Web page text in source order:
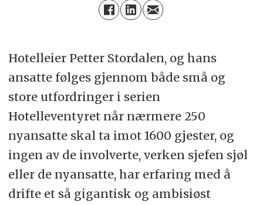
Hotelleier Petter Stordalen, og hans
ansatte følges gjennom både små og
store utfordringer i serien
Hotelleventyret når nærmere 250
nyansatte skal ta imot 1600 gjester, og
ingen av de involverte, verken sjefen sjøl
eller de nyansatte, har erfaring med å
drifte et så gigantisk og ambisiøst